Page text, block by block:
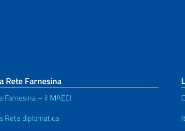
Rete Farnesina
Farnesina – il MAECI
Rete diplomatica